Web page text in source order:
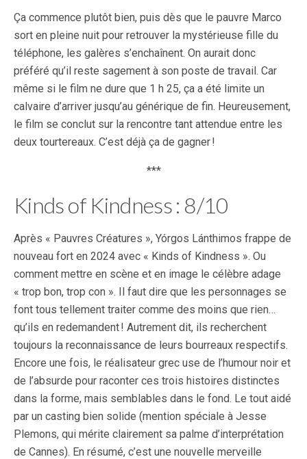
Ça commence plutôt bien, puis dès que le pauvre Marco
sort en pleine nuit pour retrouver la mystérieuse fille du
téléphone, les galères s’enchaînent. On aurait donc
préféré qu’il reste sagement à son poste de travail. Car
même si le film ne dure que 1 h 25, ça a été limite un
calvaire d’arriver jusqu’au générique de fin. Heureusement,
le film se conclut sur la rencontre tant attendue entre les
deux tourtereaux. C’est déjà ça de gagner !
***
Kinds of Kindness : 8/10
Après « Pauvres Créatures », Yórgos Lánthimos frappe de
nouveau fort en 2024 avec « Kinds of Kindness ». Ou
comment mettre en scène et en image le célèbre adage
« trop bon, trop con ». Il faut dire que les personnages se
font tous tellement traiter comme des moins que rien…
qu’ils en redemandent ! Autrement dit, ils recherchent
toujours la reconnaissance de leurs bourreaux respectifs.
Encore une fois, le réalisateur grec use de l’humour noir et
de l’absurde pour raconter ces trois histoires distinctes
dans la forme, mais semblables dans le fond. Le tout aidé
par un casting bien solide (mention spéciale à Jesse
Plemons, qui mérite clairement sa palme d’interprétation
de Cannes). En résumé, c’est une nouvelle merveille